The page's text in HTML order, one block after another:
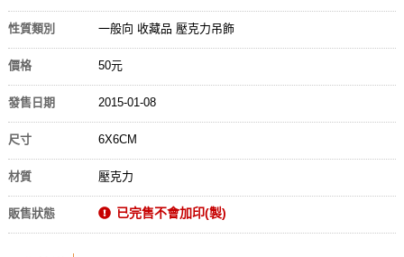
性質類別 一般向 收藏品 壓克力吊飾
價格 50元
發售日期 2015-01-08
尺寸 6X6CM
材質 壓克力
販售狀態 已完售不會加印(製)